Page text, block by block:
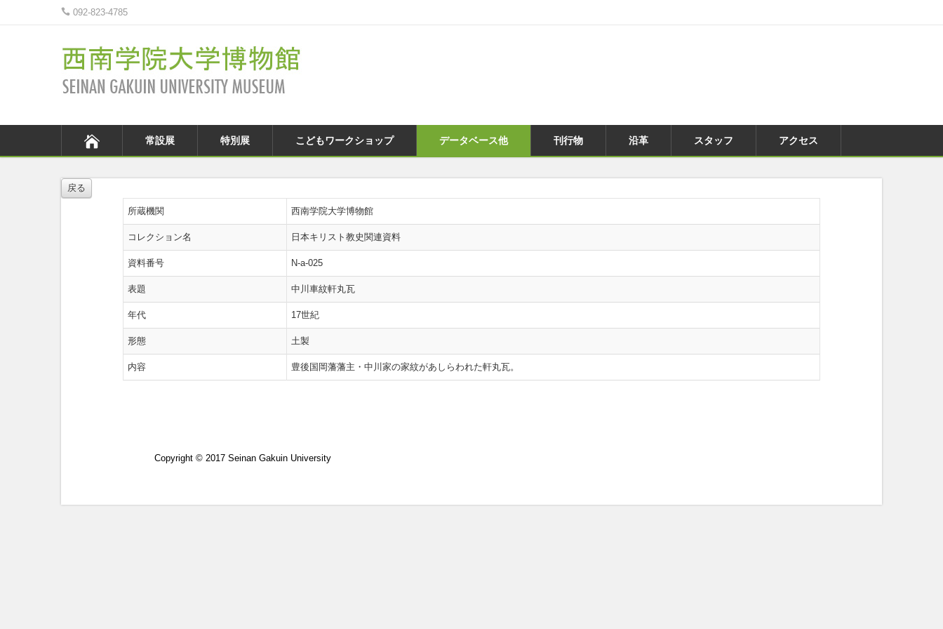
092-823-4785
常設展 特別展 こどもワークショップ データベース他 刊行物 沿革 スタッフ アクセス
戻る
所蔵機関 西南学院大学博物館
コレクション名 日本キリスト教史関連資料
資料番号 N-a-025
表題 中川車紋軒丸瓦
年代 17世紀
形態 土製
内容 豊後国岡藩藩主・中川家の家紋があしらわれた軒丸瓦。
Copyright © 2017 Seinan Gakuin University